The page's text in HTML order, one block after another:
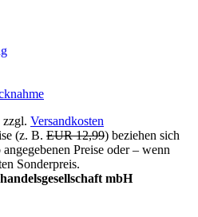
Versandkosten
(z. B. EUR 12,99) beziehen sich
Preise oder – wenn
Sonderpreis.
mbH